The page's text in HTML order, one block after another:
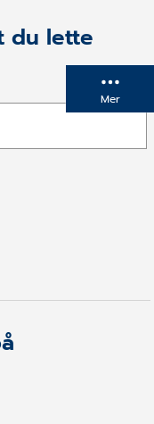
Mer
du lette